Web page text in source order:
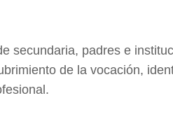
secundaria, padres e
de la vocación,